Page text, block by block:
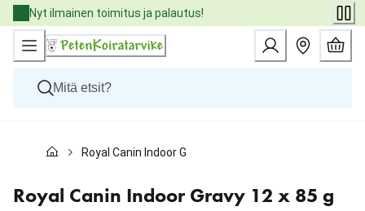
Skip
to
Content
Nyt ilmainen toimitus ja palautus!
Kissat
Eläinlääkäriruoat
Tuotemerkit
Royal Canin Indoor Gravy 12 x 85 g
Royal Canin Indoor Gravy 12 x 85 g